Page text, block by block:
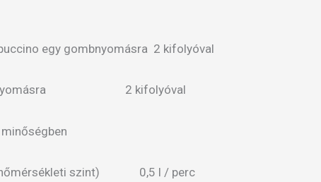
egy gombnyomásra 2 kifolyóval
2 kifolyóval
minőségben
hőmérsékleti szint) 0,5 l / perc